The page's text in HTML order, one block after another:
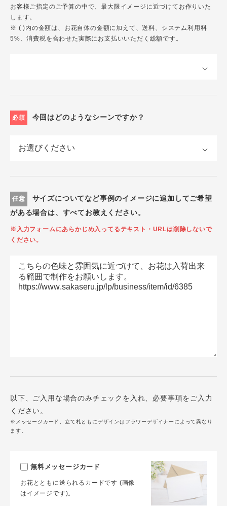
お客様ご指定のご予算の中で、最大限イメージに近づけてお作りいた
します。
※ ( )内の金額は、お花自体の金額に加えて、送料、システム利用料
5%、消費税を合わせた実際にお支払いいただく総額です。
必須 今回はどのようなシーンですか？
任意
サイズについてなど事例のイメージに追加してご希望
がある場合は、すべてお教えください。
※入力フォームにあらかじめ入ってるテキスト・URLは削除しないで
ください。
以下、ご入用な場合のみチェックを入れ、必要事項をご入力
ください。
※メッセージカード、立て札ともにデザインはフラワーデザイナーによって異なり
ます。
無料メッセージカード
お花とともに送られるカードです (画像
はイメージです)。